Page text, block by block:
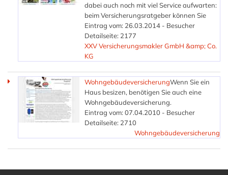
dabei auch noch mit viel Service aufwarten:
beim Versicherungsratgeber können Sie
Eintrag vom: 26.03.2014 - Besucher
Detailseite: 2177
XXV Versicherungsmakler GmbH &amp; Co.
KG
WohngebäudeversicherungWenn Sie ein
Haus besizen, benötigen Sie auch eine
Wohngebäudeversicherung.
Eintrag vom: 07.04.2010 - Besucher
Detailseite: 2710
Wohngebäudeversicherung